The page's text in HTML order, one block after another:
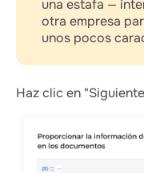
una estafa —
otra empresa
unos pocos
Haz clic en